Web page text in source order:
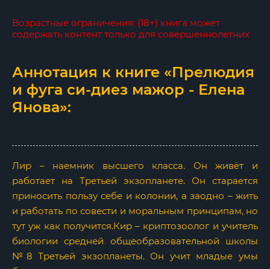
Возрастные ограничения: (18+) книга может
содержать контент только для совершеннолетних
Аннотация к книге «Прелюдия
и фуга си-диез мажор - Елена
Янова»:
Лир – наемник высшего класса. Он живёт и
работает на Третьей экзопланете. Он старается
приносить пользу себе и колонии, а заодно – жить
и работать по совести и моральным принципам, но
тут уж как получится.Кир – криптозоолог и учитель
биологии средней общеобразовательной школы
№8 Третьей экзопланеты. Он учит младые умы